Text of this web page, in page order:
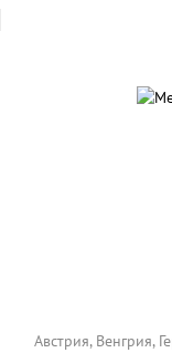
Австрия, Венгрия,